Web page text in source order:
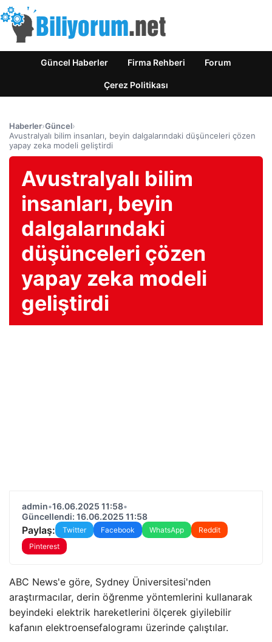
Güncel Haberler Firma Rehberi Forum
Çerez Politikası
Haberler›Güncel›
Avustralyalı bilim insanları, beyin dalgalarındaki düşünceleri çözen
yapay zeka modeli geliştirdi
Avustralyalı bilim
insanları, beyin
dalgalarındaki
düşünceleri çözen
yapay zeka modeli
geliştirdi
admin•16.06.2025 11:58•
Güncellendi: 16.06.2025 11:58
Paylaş: Twitter Facebook WhatsApp
Reddit
Pinterest
ABC News'e göre, Sydney Üniversitesi'nden
araştırmacılar, derin öğrenme yöntemlerini kullanarak
beyindeki elektrik hareketlerini ölçerek giyilebilir
kafanın elektroensefalogramı üzerinde çalıştılar.